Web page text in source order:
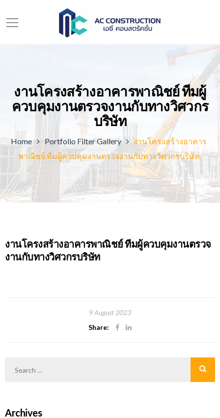
งานโครงสร้างอาคารพาณิชย์ ทีมผู้
ควบคุมงานตรวจงานกับทางวิศวกร
บริษัท
Home Portfolio Filter Gallery
งานโครงสร้างอาคาร
พาณิชย์ ทีมผู้ควบคุมงานตรวจงานกับทางวิศวกรบริษัท
งานโครงสร้างอาคารพาณิชย์ ทีมผู้ควบคุมงานตรวจ
งานกับทางวิศวกรบริษัท
9 August 2023
Share:
Archives